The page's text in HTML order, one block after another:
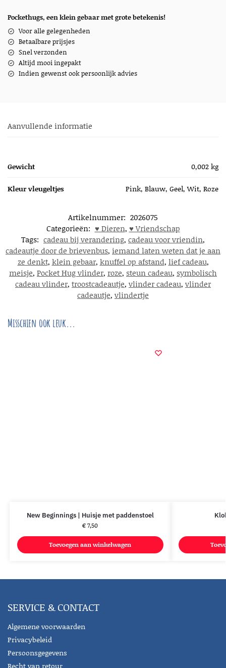
Pockethugs, een klein gebaar met grote betekenis!
Voor alle gelegenheden
Betaalbare prijsjes
Snel verzonden
Altijd mooi ingepakt
Indien gewenst ook persoonlijk advies
Aanvullende informatie
Gewicht 0,002 kg
Kleur vleugeltjes Pink, Blauw, Geel, Wit, Roze
Artikelnummer: 2026075
Categorieën: ♥︎ Dieren, ♥︎ Vriendschap
Tags: cadeau bij verandering, cadeau voor vriendin,
cadeautje door de brievenbus, iemand laten weten dat je aan
ze denkt, klein gebaar, knuffel op afstand, lief cadeau,
meisje, Pocket Hug vlinder, roze, steun cadeau, symbolisch
cadeau vlinder, troostcadeautje, vlinder cadeau, vlinder
cadeautje, vlindertje
Misschien ook leuk...
New Beginnings | Huisje met paddenstoel
€7,50
Toevoegen aan winkelwagen
SERVICE & CONTACT
Algemene voorwaarden
Privacybeleid
Persoonsgegevens
Recht van retour